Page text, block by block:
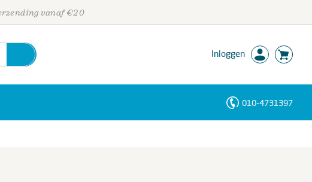
vanaf €20
Inloggen
010-4731397
Personen